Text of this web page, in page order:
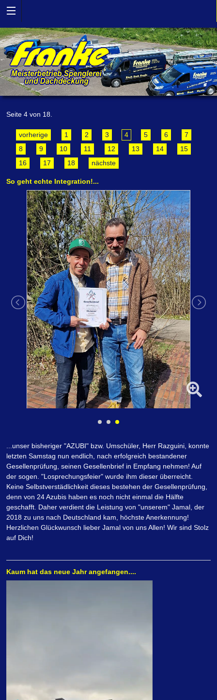
Seite 4 von 18.
vorherige 1 2 3 4 5 6
7
8
9 10 11 12 13 14
15
16
17 18 nächste
So geht echte Integration!...
...unser bisheriger "AZUBI" bzw. Umschüler, Herr Razguini, konnte
letzten Samstag nun endlich, nach erfolgreich bestandener
Gesellenprüfung, seinen Gesellenbrief in Empfang nehmen! Auf
der sogen. "Losprechungsfeier" wurde ihm dieser überreicht.
Keine Selbstverstädlichkeit dieses bestehen der Gesellenprüfung,
denn von 24 Azubis haben es noch nicht einmal die Hälfte
geschafft. Daher verdient die Leistung von "unserem" Jamal, der
2018 zu uns nach Deutschland kam, höchste Anerkennung!
Herzlichen Glückwunsch lieber Jamal von uns Allen! Wir sind Stolz
auf Dich!
Kaum hat das neue Jahr angefangen....